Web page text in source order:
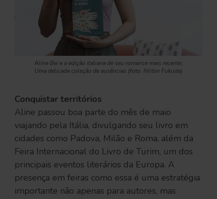
Aline Bei e a edição italiana de seu romance mais recente,
Uma delicada coleção de ausências (foto: Nilton Fukuda)
Conquistar territórios
Aline passou boa parte do mês de maio
viajando pela Itália, divulgando seu livro em
cidades como Padova, Milão e Roma, além da
Feira Internacional do Livro de Turim, um dos
principais eventos literários da Europa. A
presença em feiras como essa é uma estratégia
importante não apenas para autores, mas